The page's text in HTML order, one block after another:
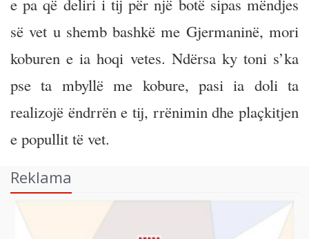
e pa që deliri i tij për një botë sipas mëndjes
së vet u shemb bashkë me Gjermaninë, mori
koburen e ia hoqi vetes. Ndërsa ky toni s’ka
pse ta mbyllë me kobure, pasi ia doli ta
realizojë ëndrrën e tij, rrënimin dhe plaçkitjen
e popullit të vet.
Reklama